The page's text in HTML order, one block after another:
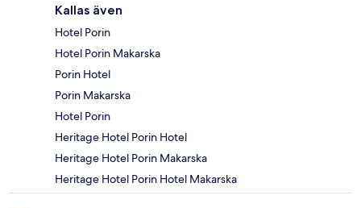
Kallas även
Hotel Porin
Hotel Porin Makarska
Porin Hotel
Porin Makarska
Hotel Porin
Heritage Hotel Porin Hotel
Heritage Hotel Porin Makarska
Heritage Hotel Porin Hotel Makarska